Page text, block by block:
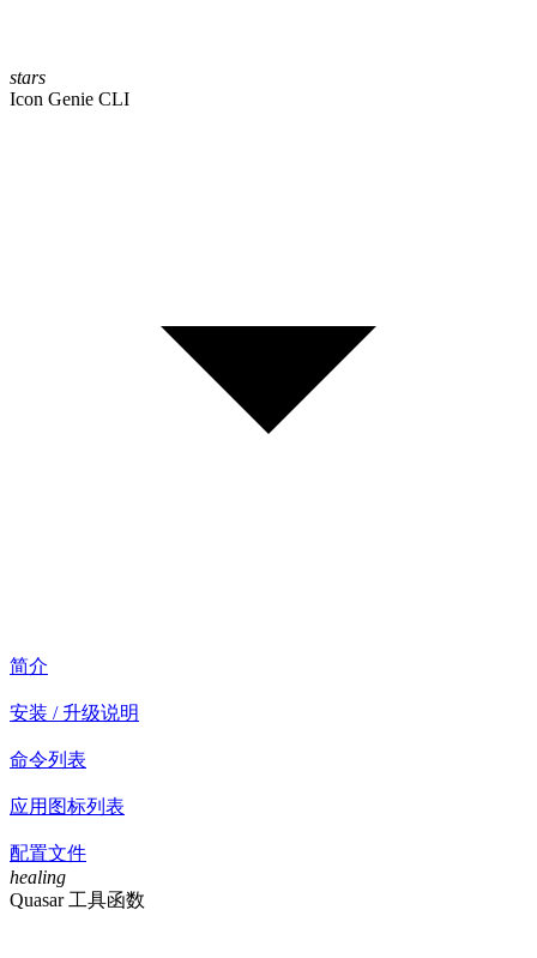
stars
Icon Genie CLI
简介
安装 / 升级说明
命令列表
应用图标列表
配置文件
healing
Quasar 工具函数